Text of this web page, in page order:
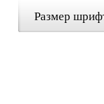
Размер